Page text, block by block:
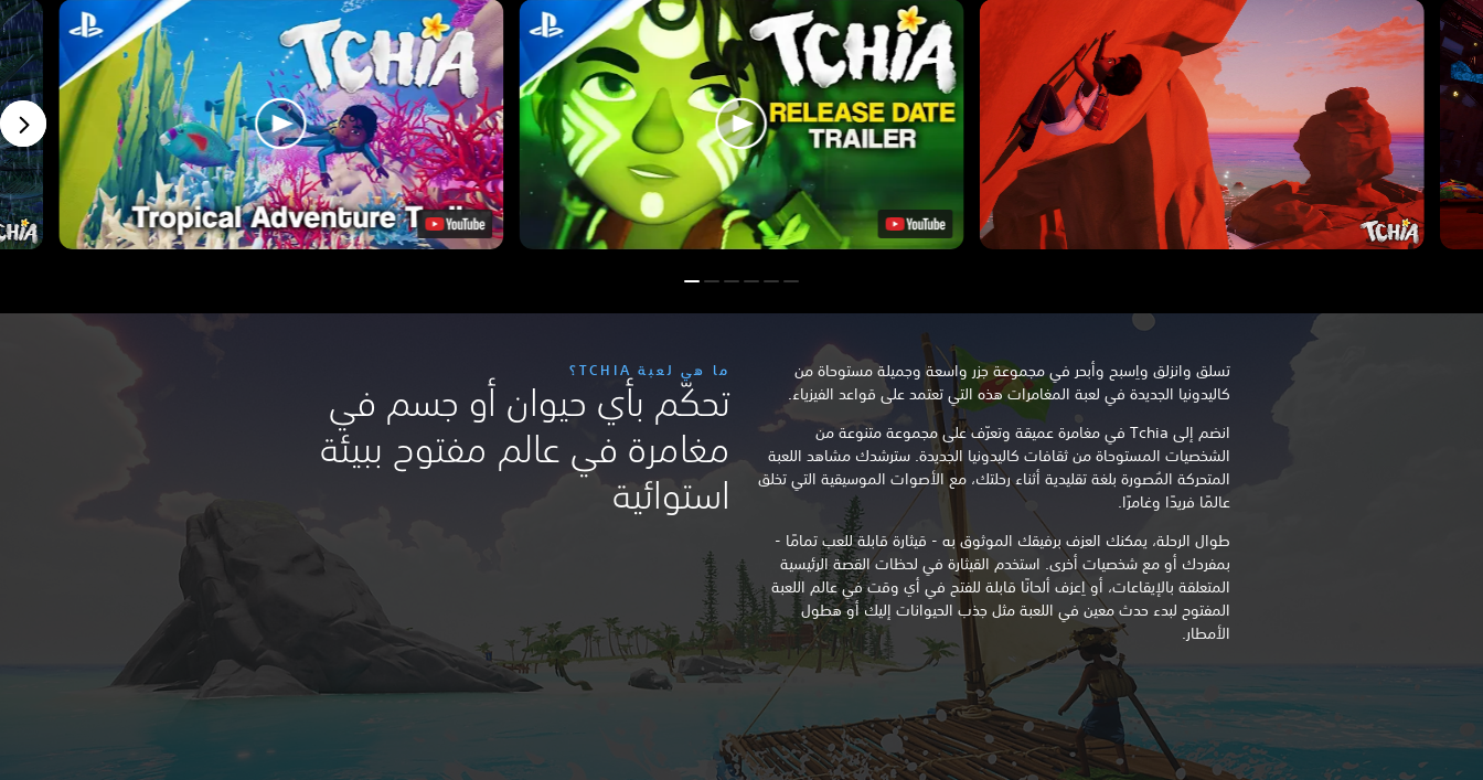
ما هي لعبة TCHIA؟
تحكّم بأي حيوان أو جسم في
مغامرة في عالم مفتوح ببيئة
استوائية
تسلق وانزلق واِسبح وأبحر في مجموعة جزر واسعة وجميلة مستوحاة من
كاليدونيا الجديدة في لعبة المغامرات هذه التي تعتمد على قواعد الفيزياء.
انضم إلى Tchia في مغامرة عميقة وتعرّف على مجموعة متنوعة من
الشخصيات المستوحاة من ثقافات كاليدونيا الجديدة. سترشدك مشاهد اللعبة
المتحركة المُصورة بلغة تقليدية أثناء رحلتك، مع الأصوات الموسيقية التي تخلق
عالمًا فريدًا وغامرًا.
طوال الرحلة، يمكنك العزف برفيقك الموثوق به - قيثارة قابلة للعب تمامًا -
بمفردك أو مع شخصيات أخرى. استخدم القيثارة في لحظات القصة الرئيسية
المتعلقة بالإيقاعات، أو اِعزف ألحانًا قابلة للفتح في أي وقت في عالم اللعبة
المفتوح لبدء حدث معين في اللعبة مثل جذب الحيوانات إليك أو هطول
الأمطار.